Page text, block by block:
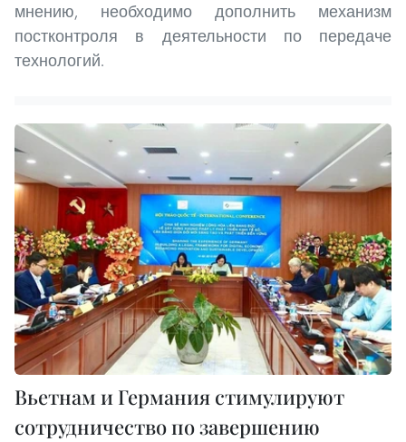
мнению, необходимо дополнить механизм
постконтроля в деятельности по передаче
технологий.
Вьетнам и Германия стимулируют
сотрудничество по завершению